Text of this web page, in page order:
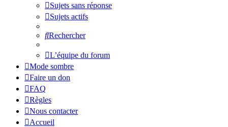
Sujets sans réponse
Sujets actifs
Rechercher
L’équipe du forum
Mode sombre
Faire un don
FAQ
Règles
Nous contacter
Accueil